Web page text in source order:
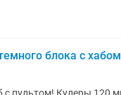
блока с хабом